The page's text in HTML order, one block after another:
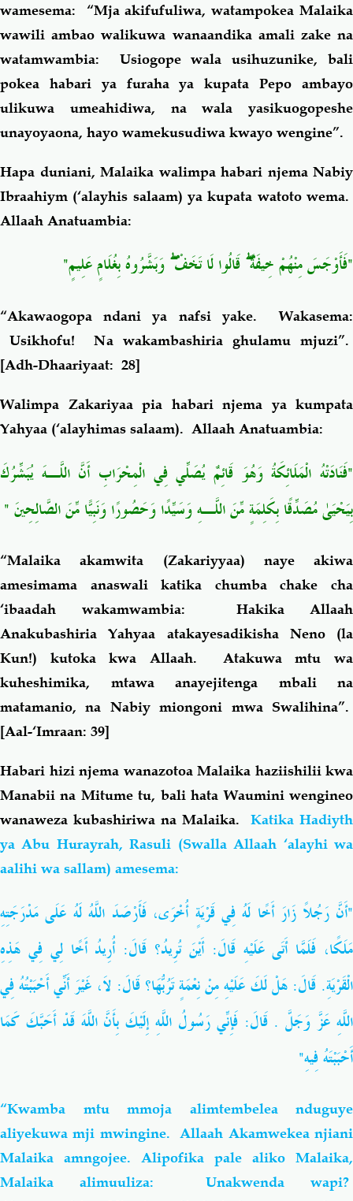
wamesema: “Mja akifufuliwa, watampokea Malaika
wawili ambao walikuwa wanaandika amali zake na
watamwambia: Usiogope wala usihuzunike, bali
pokea habari ya furaha ya kupata Pepo ambayo
ulikuwa umeahidiwa, na wala yasikuogopeshe
unayoyaona, hayo wamekusudiwa kwayo wengine”.
Hapa duniani, Malaika walimpa habari njema Nabiy
Ibraahiym (‘alayhis salaam) ya kupata watoto wema.
Allaah Anatuambia:
"فَأَوْجَسَ مِنْهُمْ خِيفَةًۖقَالُوا لَا تَخَفْۖوَبَشَّرُوهُ بِغُلَامٍ عَلِيمٍ"
“Akawaogopa ndani ya nafsi yake. Wakasema:
Usikhofu! Na wakambashiria ghulamu mjuzi”.
[Adh-Dhaariyaat: 28]
Walimpa Zakariyaa pia habari njema ya kumpata
Yahyaa (‘alayhimas salaam). Allaah Anatuambia:
"فَنَادَتْهُ الْمَلَائِكَةُ وَهُوَ قَائِمٌ يُصَلِّي فِي الْمِحْرَابِ أَنَّ اللَّـهَ يُبَشِّرُكَ
بِيَحْيَىٰ مُصَدِّقًا بِكَلِمَةٍ مِّنَ اللَّـهِ وَسَيِّدًا وَحَصُورًا وَنَبِيًّا مِّنَ الصَّالِحِينَ"
“Malaika akamwita (Zakariyyaa) naye akiwa
amesimama anaswali katika chumba chake cha
‘ibaadah wakamwambia: Hakika Allaah
Anakubashiria Yahyaa atakayesadikisha Neno (la
Kun!) kutoka kwa Allaah. Atakuwa mtu wa
kuheshimika, mtawa anayejitenga mbali na
matamanio, na Nabiy miongoni mwa Swalihina”.
[Aal-‘Imraan: 39]
Habari hizi njema wanazotoa Malaika haziishilii kwa
Manabii na Mitume tu, bali hata Waumini wengineo
wanaweza kubashiriwa na Malaika. Katika Hadiyth
ya Abu Hurayrah, Rasuli (Swalla Allaah ‘alayhi wa
aalihi wa sallam) amesema:
"أَنَّ رَجُلاً زَارَ أَخًا لَهُ فِي قَرْيَةٍ أُخْرَى، فَأَرْصَدَ اللَّهُ لَهُ عَلَى مَدْرَجَتِهِ
مَلَكًا، فَلَمَّا أَتَى عَلَيْهِ قَالَ: أَيْنَ تُرِيدُ؟ قَالَ: أُرِيدُ أَخًا لِي فِي هَذِهِ
الْقَرْيَةِ.‏ قَالَ: هَلْ لَكَ عَلَيْهِ مِنْ نِعْمَةٍ تَرُبُّهَا؟ قَالَ: لاَ، غَيْرَ أَنِّي أَحْبَبْتُهُ فِي
اللَّهِ عَزَّ وَجَلَّ ‏.‏ قَالَ: فَإِنِّي رَسُولُ اللَّهِ إِلَيْكَ بِأَنَّ اللَّهَ قَدْ أَحَبَّكَ كَمَا
أَحْبَبْتَهُ فِيهِ"
“Kwamba mtu mmoja alimtembelea nduguye
aliyekuwa mji mwingine. Allaah Akamwekea njiani
Malaika amngojee. Alipofika pale aliko Malaika,
Malaika alimuuliza: Unakwenda wapi?